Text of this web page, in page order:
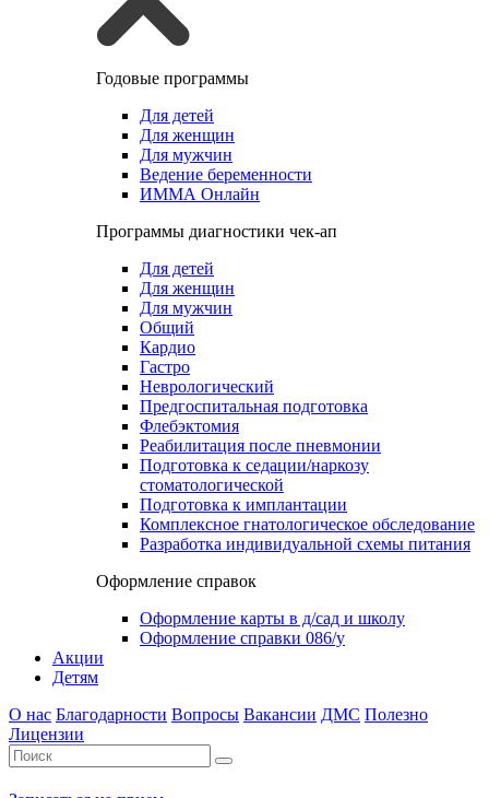
Годовые программы
Для детей
Для женщин
Для мужчин
Ведение беременности
ИММА Онлайн
Программы диагностики чек-ап
Для детей
Для женщин
Для мужчин
Общий
Кардио
Гастро
Неврологический
Предгоспитальная подготовка
Флебэктомия
Реабилитация после пневмонии
Подготовка к седации/наркозу
стоматологической
Подготовка к имплантации
Комплексное гнатологическое обследование
Разработка индивидуальной схемы питания
Оформление справок
Оформление карты в д/сад и школу
Оформление справки 086/у
Акции
Детям
О нас Благодарности Вопросы Вакансии ДМС Полезно
Лицензии